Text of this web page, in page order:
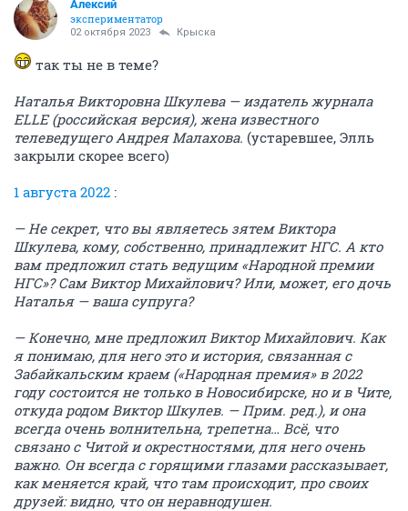
Алексий
экспериментатор
02 октября 2023 Крыска
так ты не в теме?
Наталья Викторовна Шкулева — издатель журнала
ELLE (российская версия), жена известного
телеведущего Андрея Малахова. (устаревшее, Элль
закрыли скорее всего)
1 августа 2022 :
— Не секрет, что вы являетесь зятем Виктора
Шкулева, кому, собственно, принадлежит НГС. А кто
вам предложил стать ведущим «Народной премии
НГС»? Сам Виктор Михайлович? Или, может, его дочь
Наталья — ваша супруга?
— Конечно, мне предложил Виктор Михайлович. Как
я понимаю, для него это и история, связанная с
Забайкальским краем («Народная премия» в 2022
году состоится не только в Новосибирске, но и в Чите,
откуда родом Виктор Шкулев. — Прим. ред.), и она
всегда очень волнительна, трепетна… Всё, что
связано с Читой и окрестностями, для него очень
важно. Он всегда с горящими глазами рассказывает,
как меняется край, что там происходит, про своих
друзей: видно, что он неравнодушен.